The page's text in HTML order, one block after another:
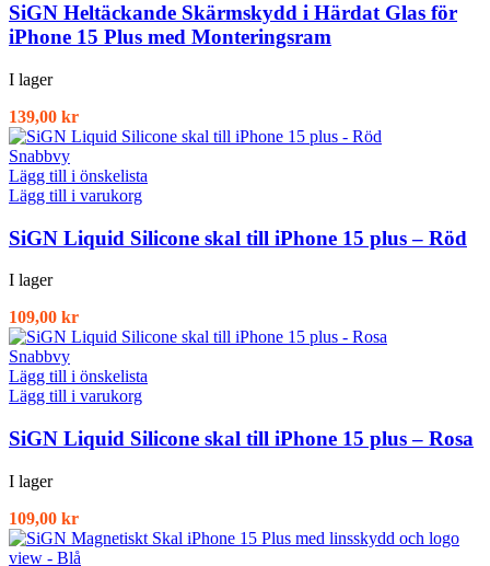
SiGN Heltäckande Skärmskydd i Härdat Glas för
iPhone 15 Plus med Monteringsram
I lager
139,00 kr
Snabbvy
Lägg till i önskelista
Lägg till i varukorg
SiGN Liquid Silicone skal till iPhone 15 plus – Röd
I lager
109,00 kr
Snabbvy
Lägg till i önskelista
Lägg till i varukorg
SiGN Liquid Silicone skal till iPhone 15 plus – Rosa
I lager
109,00 kr